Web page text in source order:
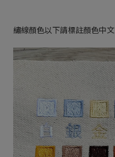
繡線顏色以下請標註顏色中文